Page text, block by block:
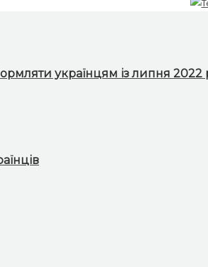
українцям із липня 2022